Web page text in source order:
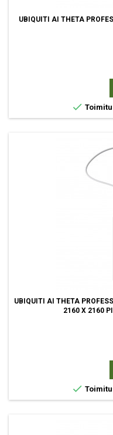
UBIQUITI AI THETA

UBIQUITI AI THETA
2160 X 2160
